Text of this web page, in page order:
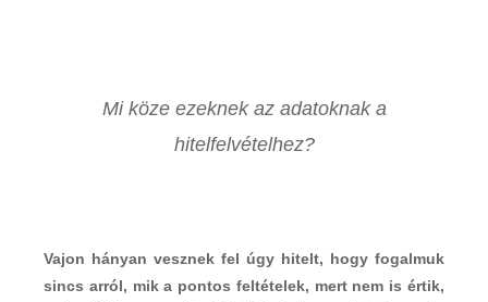
Mi köze ezeknek az adatoknak a
hitelfelvételhez?
Vajon hányan vesznek fel úgy hitelt, hogy fogalmuk
sincs arról, mik a pontos feltételek, mert nem is értik,